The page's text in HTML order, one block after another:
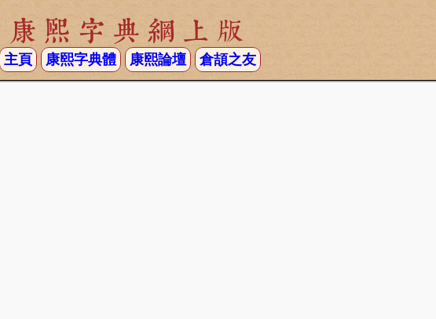
康熙字典網上版
主頁 康熙字典體 康熙論壇 倉頡之友